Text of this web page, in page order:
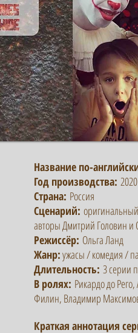
Название по-
Год производства:
Страна: Россия
Сценарий:
авторы Дмитрий Головин и
Режиссёр: Ольга Ланд
Жанр:ужасы / комедия /
Длительность: 3 серии
В ролях: Рикардо до
Филин, Владимир
​Краткая аннотация